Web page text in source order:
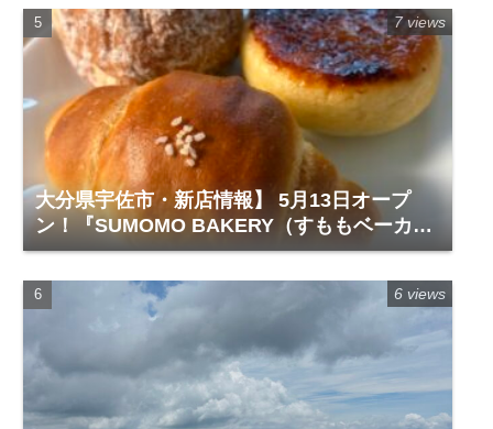
大分県宇佐市・新店情報】 5月13日オープ
ン！『SUMOMO BAKERY（すももベーカリ
ー）』レビュー
7 views
6 views